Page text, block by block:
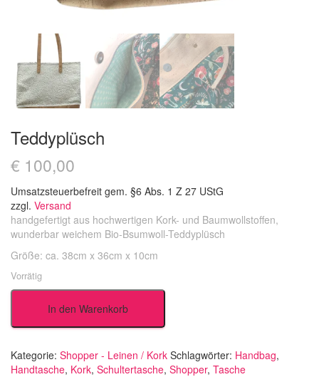
Teddyplüsch
€ 100,00
Umsatzsteuerbefreit gem. §6 Abs. 1 Z 27 UStG
zzgl. Versand
handgefertigt aus hochwertigen Kork- und Baumwollstoffen,
wunderbar weichem Bio-Bsumwoll-Teddyplüsch
Größe: ca. 38cm x 36cm x 10cm
Vorrätig
Teddyplüsch
In den Warenkorb
Kategorie: Shopper - Leinen / Kork Schlagwörter: Handbag,
Handtasche, Kork, Schultertasche, Shopper, Tasche